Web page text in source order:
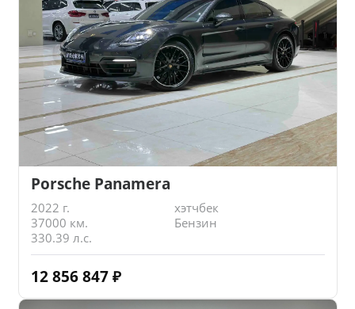
Porsche Panamera
2022 г.
хэтчбек
37000 км.
Бензин
330.39 л.с.
12 856 847 ₽